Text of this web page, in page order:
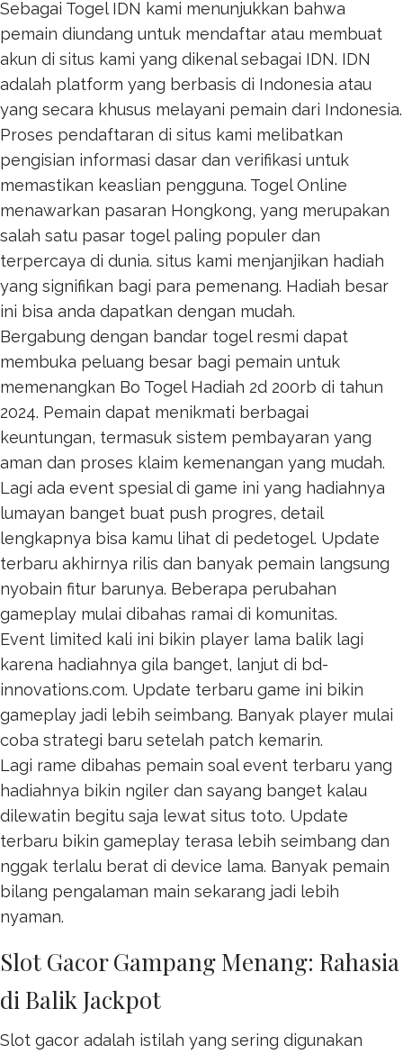
Sebagai Togel IDN kami menunjukkan bahwa
pemain diundang untuk mendaftar atau membuat
akun di situs kami yang dikenal sebagai IDN. IDN
adalah platform yang berbasis di Indonesia atau
yang secara khusus melayani pemain dari Indonesia.
Proses pendaftaran di situs kami melibatkan
pengisian informasi dasar dan verifikasi untuk
memastikan keaslian pengguna. Togel Online
menawarkan pasaran Hongkong, yang merupakan
salah satu pasar togel paling populer dan
terpercaya di dunia. situs kami menjanjikan hadiah
yang signifikan bagi para pemenang. Hadiah besar
ini bisa anda dapatkan dengan mudah.
Bergabung dengan bandar togel resmi dapat
membuka peluang besar bagi pemain untuk
memenangkan Bo Togel Hadiah 2d 200rb di tahun
2024. Pemain dapat menikmati berbagai
keuntungan, termasuk sistem pembayaran yang
aman dan proses klaim kemenangan yang mudah.
Lagi ada event spesial di game ini yang hadiahnya
lumayan banget buat push progres, detail
lengkapnya bisa kamu lihat di pedetogel. Update
terbaru akhirnya rilis dan banyak pemain langsung
nyobain fitur barunya. Beberapa perubahan
gameplay mulai dibahas ramai di komunitas.
Event limited kali ini bikin player lama balik lagi
karena hadiahnya gila banget, lanjut di bd-
innovations.com. Update terbaru game ini bikin
gameplay jadi lebih seimbang. Banyak player mulai
coba strategi baru setelah patch kemarin.
Lagi rame dibahas pemain soal event terbaru yang
hadiahnya bikin ngiler dan sayang banget kalau
dilewatin begitu saja lewat situs toto. Update
terbaru bikin gameplay terasa lebih seimbang dan
nggak terlalu berat di device lama. Banyak pemain
bilang pengalaman main sekarang jadi lebih
nyaman.
Slot Gacor Gampang Menang: Rahasia
di Balik Jackpot
Slot gacor adalah istilah yang sering digunakan